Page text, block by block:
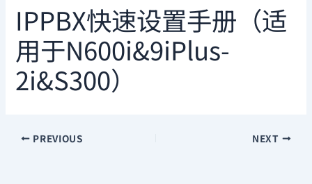
IPPBX快速设置手册（适
用于N600i&9iPlus-
2i&S300）
PREVIOUS NEXT